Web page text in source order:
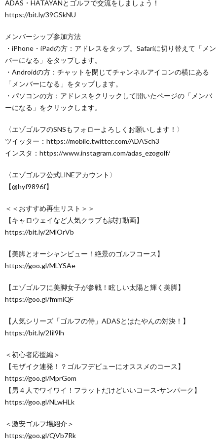
ADAS・HATAYANとゴルフで交流をしましょう！
https://bit.ly/39GSkNU
メンバーシップ参加方法
・iPhone・iPadの方：アドレスをタップ。Safariに切り替えて「メン
バーになる」をタップします。
・Androidの方：チャットを閉じてチャンネルアイコンの横にある
「メンバーになる」をタップします。
・パソコンの方：アドレスをクリックして開いたページの「メンバ
ーになる」をクリックします。
〈エゾゴルフのSNSもフォローよろしくお願いします！〉
ツイッター：https://mobile.twitter.com/ADASch3
インスタ：https://www.instagram.com/adas_ezogolf/
〈エゾゴルフ公式LINEアカウント〉
【@hyf9896f】
＜＜おすすめ再生リスト＞＞
【キャロウェイなど人気クラブも試打動画】
https://bit.ly/2MlOrVb
【美脚とオーシャンビュー！絶景のゴルフコース】
https://goo.gl/MLYSAe
【エゾゴルフに美脚女子が参戦！眩しい太陽と輝く美脚】
https://goo.gl/fmmiQF
【人気シリーズ「ゴルフの侍」ADASとはたやんの対決！】
https://bit.ly/2Iil9lh
＜初心者応援編＞
【モザイク連発！？ゴルフデビューにオススメのコース】
https://goo.gl/MprGom
【男４人でワイワイ！フラットだけどいいコース-サンパーク】
https://goo.gl/NLwHLk
＜激安ゴルフ場紹介＞
https://goo.gl/QVb7Rk